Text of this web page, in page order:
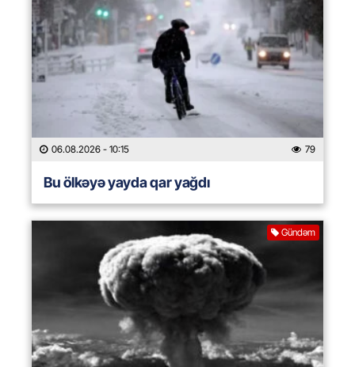
06.08.2026 - 10:15 79
Bu ölkəyə yayda qar yağdı
Gündəm